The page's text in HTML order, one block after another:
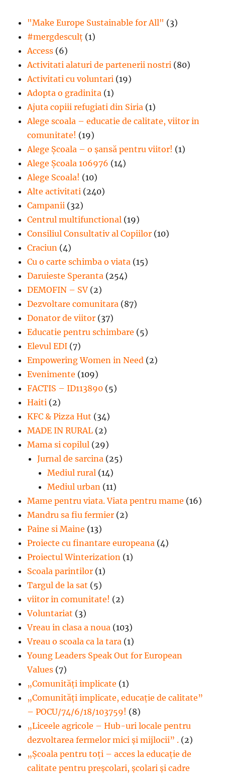
"Make Europe Sustainable for All" (3)
#mergdesculţ (1)
Access (6)
Activitati alaturi de partenerii nostri (80)
Activitati cu voluntari (19)
Adopta o gradinita (1)
Ajuta copiii refugiati din Siria (1)
Alege scoala – educatie de calitate, viitor in
comunitate! (19)
Alege Şcoala – o şansă pentru viitor! (1)
Alege Școala 106976 (14)
Alege Scoala! (10)
Alte activitati (240)
Campanii (32)
Centrul multifunctional (19)
Consiliul Consultativ al Copiilor (10)
Craciun (4)
Cu o carte schimba o viata (15)
Daruieste Speranta (254)
DEMOFIN – SV (2)
Dezvoltare comunitara (87)
Donator de viitor (37)
Educatie pentru schimbare (5)
Elevul EDI (7)
Empowering Women in Need (2)
Evenimente (109)
FACTIS – ID113890 (5)
Haiti (2)
KFC & Pizza Hut (34)
MADE IN RURAL (2)
Mama si copilul (29)
Jurnal de sarcina (25)
Mediul rural (14)
Mediul urban (11)
Mame pentru viata. Viata pentru mame (16)
Mandru sa fiu fermier (2)
Paine si Maine (13)
Proiecte cu finantare europeana (4)
Proiectul Winterization (1)
Scoala parintilor (1)
Targul de la sat (5)
viitor in comunitate! (2)
Voluntariat (3)
Vreau in clasa a noua (103)
Vreau o scoala ca la tara (1)
Young Leaders Speak Out for European
Values (7)
„Comunități implicate (1)
„Comunități implicate, educație de calitate”
– POCU/74/6/18/103759! (8)
„Liceele agricole – Hub-uri locale pentru
dezvoltarea fermelor mici şi mijlocii” . (2)
„Școala pentru toți – acces la educație de
calitate pentru preșcolari, școlari și cadre